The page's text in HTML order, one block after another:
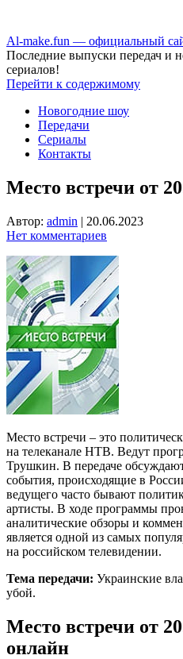
Аl-make.fun — официальный
Последние выпуски передач и
сериалов!
Перейти к содержимому
Новогодние шоу
Передачи
Сериалы
Контакты
Место встречи от
Автор: admin | 20.06.2023
Нет комментариев
Место встречи – это
на телеканале НТВ. Ведут
Трушкин. В передаче
события, происходящие в
ведущего часто бывают
артисты. В ходе программы
аналитические обзоры и
является одной из самых
на российском телевидении.
Тема передачи: Украинские
убой.
Место встречи от
онлайн